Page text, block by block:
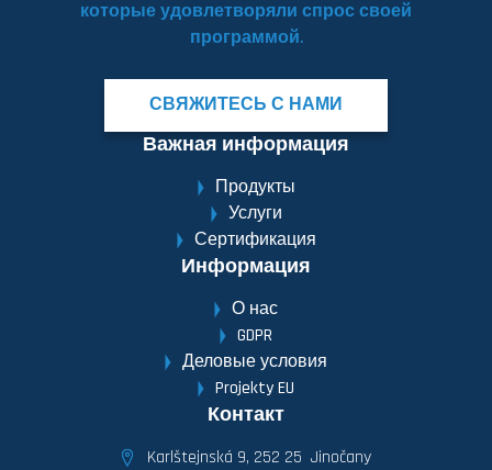
которые удовлетворяли спрос своей
программой.
СВЯЖИТЕСЬ С НАМИ
Важная информация
Продукты
Услуги
Сертификация
Информация
О нас
GDPR
Деловые условия
Projekty EU
Контакт
Karlštejnská 9, 252 25 Jinočany